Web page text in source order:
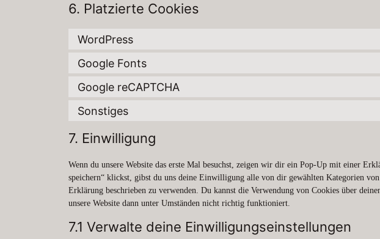
6. Platzierte Cookies
WordPress
Google Fonts
Google reCAPTCHA
Sonstiges
7. Einwilligung
Wenn du unsere Website das erste Mal besuchst, zeigen wir dir ein Pop-Up mit einer
speichern“ klickst, gibst du uns deine Einwilligung alle von dir gewählten Kategorien
Erklärung beschrieben zu verwenden. Du kannst die Verwendung von Cookies über
unsere Website dann unter Umständen nicht richtig funktioniert.
7.1 Verwalte deine Einwilligungseinstellungen